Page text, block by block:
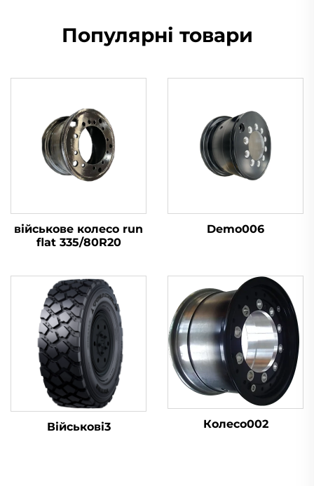
Популярні товари
військове колесо run
flat 335/80R20
Demo006
Військові3 Колесо002